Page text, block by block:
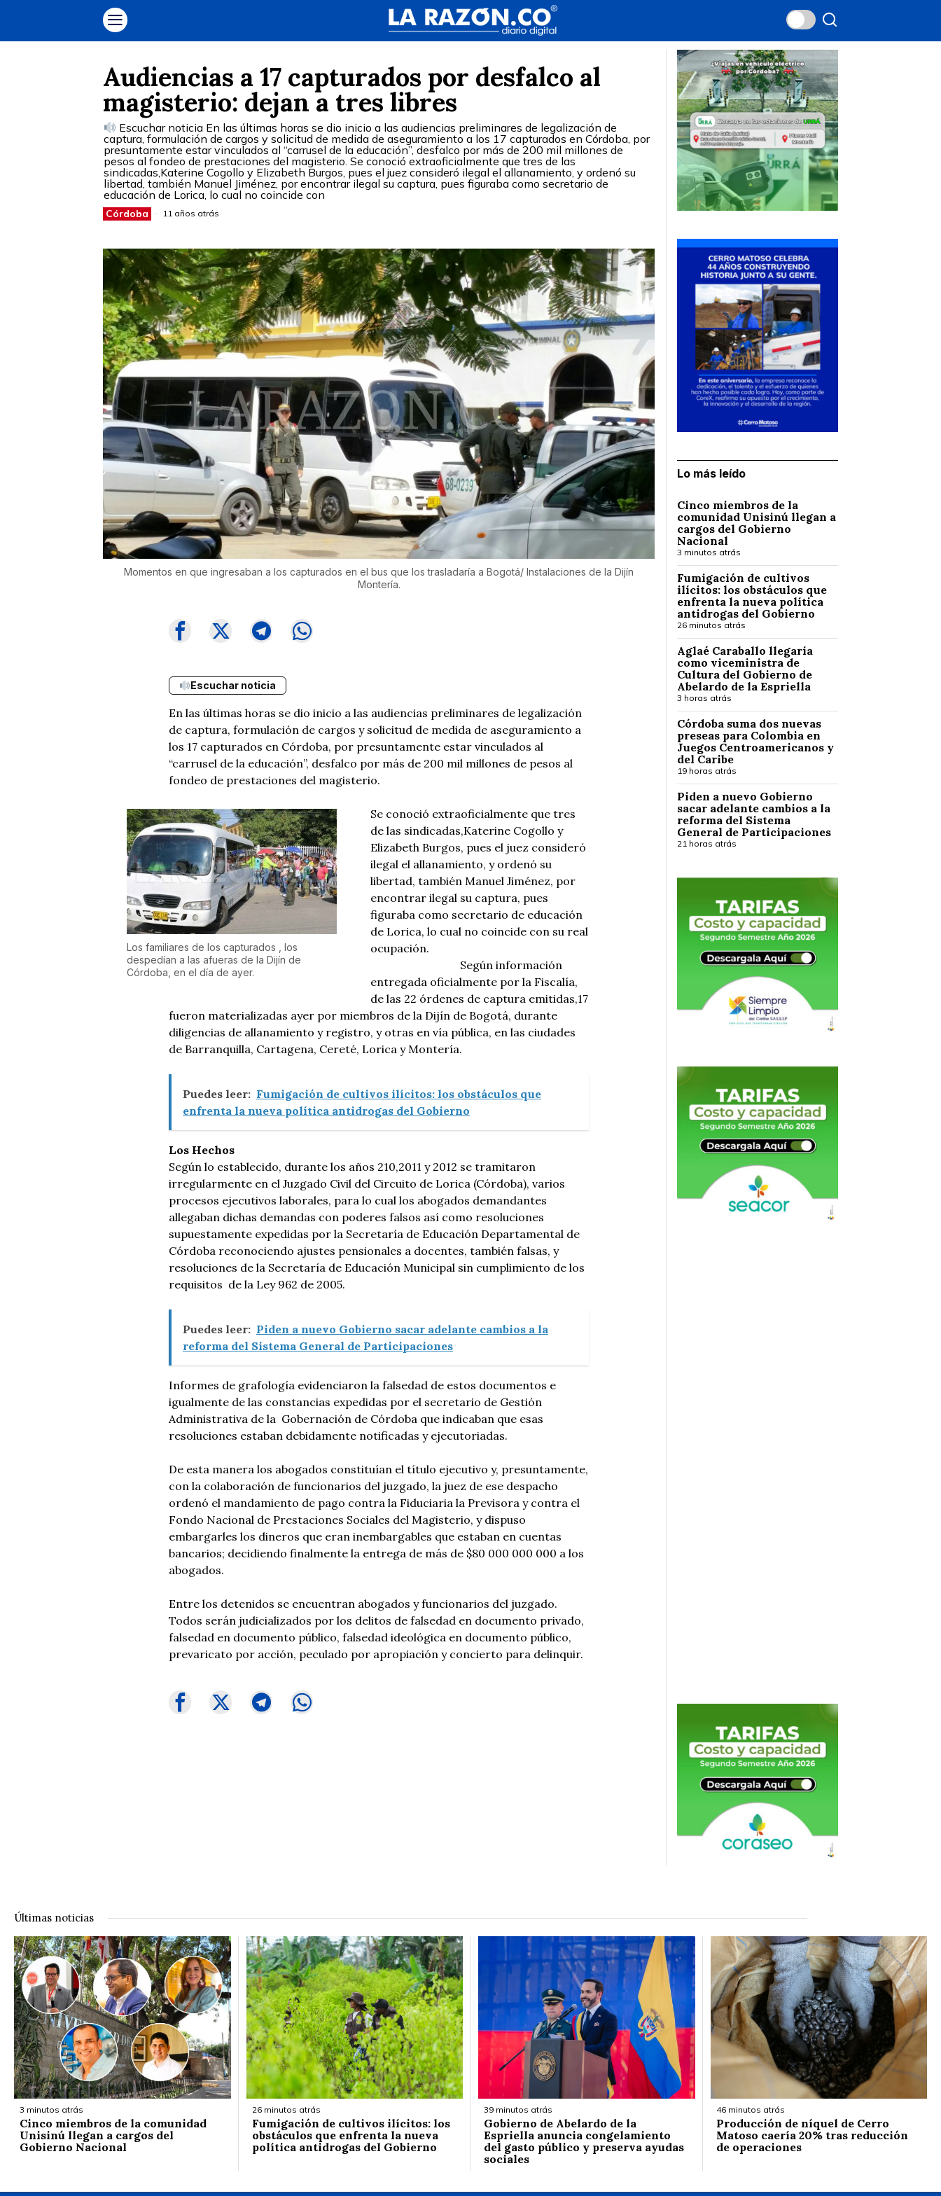
Audiencias a 17 capturados por desfalco al
magisterio: dejan a tres libres
Escuchar noticia En las últimas horas se dio inicio a las audiencias preliminares de legalización de
captura, formulación de cargos y solicitud de medida de aseguramiento a los 17 capturados en Córdoba, por
presuntamente estar vinculados al “carrusel de la educación”, desfalco por más de 200 mil millones de
pesos al fondeo de prestaciones del magisterio. Se conoció extraoficialmente que tres de las
sindicadas,Katerine Cogollo y Elizabeth Burgos, pues el juez consideró ilegal el allanamiento, y ordenó su
libertad, también Manuel Jiménez, por encontrar ilegal su captura, pues figuraba como secretario de
educación de Lorica, lo cual no coincide con
Córdoba 11 años atrás
Momentos en que ingresaban a los capturados en el bus que los trasladaría a Bogotá/ Instalaciones de la Dijín
Montería.
Escuchar noticia
En las últimas horas se dio inicio a las audiencias preliminares de legalización
de captura, formulación de cargos y solicitud de medida de aseguramiento a
los 17 capturados en Córdoba, por presuntamente estar vinculados al
“carrusel de la educación”, desfalco por más de 200 mil millones de pesos al
fondeo de prestaciones del magisterio.
Los familiares de los capturados , los
despedían a las afueras de la Dijín de
Córdoba, en el día de ayer.
Se conoció extraoficialmente que tres
de las sindicadas,Katerine Cogollo y
Elizabeth Burgos, pues el juez consideró
ilegal el allanamiento, y ordenó su
libertad, también Manuel Jiménez, por
encontrar ilegal su captura, pues
figuraba como secretario de educación
de Lorica, lo cual no coincide con su real
ocupación.
Según información
entregada oficialmente por la Fiscalía,
de las 22 órdenes de captura emitidas,17
fueron materializadas ayer por miembros de la Dijín de Bogotá, durante
diligencias de allanamiento y registro, y otras en vía pública, en las ciudades
de Barranquilla, Cartagena, Cereté, Lorica y Montería.
Puedes leer: Fumigación de cultivos ilícitos: los obstáculos que
enfrenta la nueva política antidrogas del Gobierno
Los Hechos
Según lo establecido, durante los años 210,2011 y 2012 se tramitaron
irregularmente en el Juzgado Civil del Circuito de Lorica (Córdoba), varios
procesos ejecutivos laborales, para lo cual los abogados demandantes
allegaban dichas demandas con poderes falsos así como resoluciones
supuestamente expedidas por la Secretaría de Educación Departamental de
Córdoba reconociendo ajustes pensionales a docentes, también falsas, y
resoluciones de la Secretaría de Educación Municipal sin cumplimiento de los
requisitos de la Ley 962 de 2005.
Puedes leer: Piden a nuevo Gobierno sacar adelante cambios a la
reforma del Sistema General de Participaciones
Informes de grafología evidenciaron la falsedad de estos documentos e
igualmente de las constancias expedidas por el secretario de Gestión
Administrativa de la Gobernación de Córdoba que indicaban que esas
resoluciones estaban debidamente notificadas y ejecutoriadas.
De esta manera los abogados constituían el título ejecutivo y, presuntamente,
con la colaboración de funcionarios del juzgado, la juez de ese despacho
ordenó el mandamiento de pago contra la Fiduciaria la Previsora y contra el
Fondo Nacional de Prestaciones Sociales del Magisterio, y dispuso
embargarles los dineros que eran inembargables que estaban en cuentas
bancarios; decidiendo finalmente la entrega de más de $80 000 000 000 a los
abogados.
Entre los detenidos se encuentran abogados y funcionarios del juzgado.
Todos serán judicializados por los delitos de falsedad en documento privado,
falsedad en documento público, falsedad ideológica en documento público,
prevaricato por acción, peculado por apropiación y concierto para delinquir.
Lo más leído
Cinco miembros de la
comunidad Unisinú llegan a
cargos del Gobierno
Nacional
3 minutos atrás
Fumigación de cultivos
ilícitos: los obstáculos que
enfrenta la nueva política
antidrogas del Gobierno
26 minutos atrás
Aglaé Caraballo llegaría
como viceministra de
Cultura del Gobierno de
Abelardo de la Espriella
3 horas atrás
Córdoba suma dos nuevas
preseas para Colombia en
Juegos Centroamericanos y
del Caribe
19 horas atrás
Piden a nuevo Gobierno
sacar adelante cambios a la
reforma del Sistema
General de Participaciones
21 horas atrás
Últimas noticias
3 minutos atrás
Cinco miembros de la comunidad
Unisinú llegan a cargos del
Gobierno Nacional
26 minutos atrás
Fumigación de cultivos ilícitos: los
obstáculos que enfrenta la nueva
política antidrogas del Gobierno
39 minutos atrás
Gobierno de Abelardo de la
Espriella anuncia congelamiento
del gasto público y preserva ayudas
sociales
46 minutos atrás
Producción de níquel de Cerro
Matoso caería 20% tras reducción
de operaciones